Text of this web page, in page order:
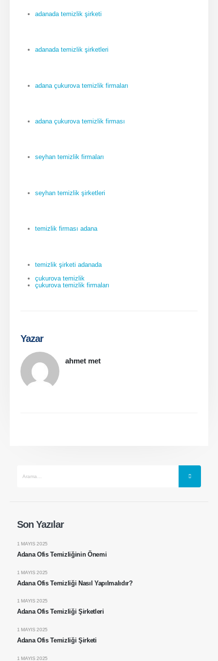
adanada temizlik şirketi
adanada temizlik şirketleri
adana çukurova temizlik firmaları
adana çukurova temizlik firması
seyhan temizlik firmaları
seyhan temizlik şirketleri
temizlik firması adana
temizlik şirketi adanada
çukurova temizlik
çukurova temizlik firmaları
Yazar
ahmet met
Son Yazılar
Adana Ofis Temizliğinin Önemi
1 MAYIS 2025
Adana Ofis Temizliği Nasıl Yapılmalıdır?
1 MAYIS 2025
Adana Ofis Temizliği Şirketleri
1 MAYIS 2025
Adana Ofis Temizliği Şirketi
1 MAYIS 2025
1 MAYIS 2025